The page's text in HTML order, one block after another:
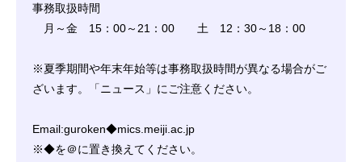
事務取扱時間
月～金 15：00～21：00 土 12：30～18：00
※夏季期間や年末年始等は事務取扱時間が異なる場合がご
ざいます。「ニュース」にご注意ください。
Email:guroken◆mics.meiji.ac.jp
※◆を＠に置き換えてください。